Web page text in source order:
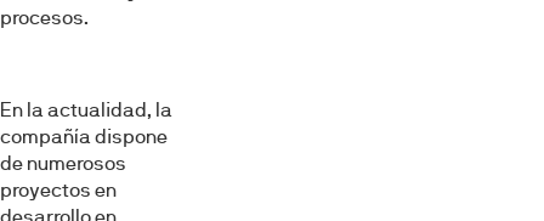
procesos.
En la actualidad, la
compañía dispone
de numerosos
proyectos en